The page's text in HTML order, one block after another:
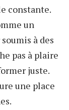
constante.
un
à des
pas à plaire
juste.
une place